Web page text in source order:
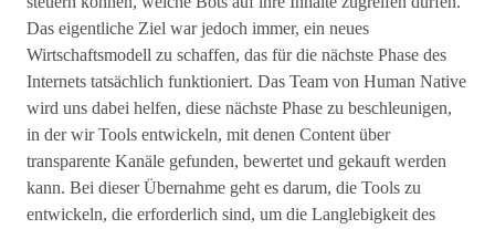
Das eigentliche Ziel war jedoch immer, ein neues
Wirtschaftsmodell zu schaffen, das für die nächste Phase des
Internets tatsächlich funktioniert. Das Team von Human Native
wird uns dabei helfen, diese nächste Phase zu beschleunigen,
in der wir Tools entwickeln, mit denen Content über
transparente Kanäle gefunden, bewertet und gekauft werden
kann. Bei dieser Übernahme geht es darum, die Tools zu
entwickeln, die erforderlich sind, um die Langlebigkeit des